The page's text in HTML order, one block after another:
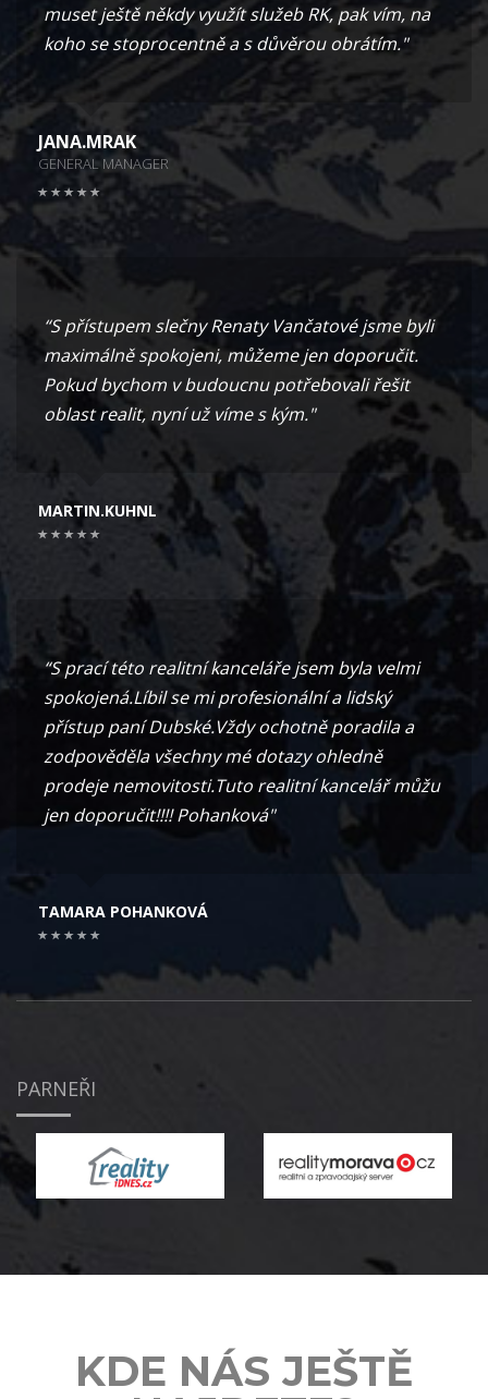
muset ještě někdy využít služeb RK, pak vím, na
koho se stoprocentně a s důvěrou obrátím."
JANA.MRAK
GENERAL MANAGER
“S přístupem slečny Renaty Vančatové jsme byli
maximálně spokojeni, můžeme jen doporučit.
Pokud bychom v budoucnu potřebovali řešit
oblast realit, nyní už víme s kým."
MARTIN.KUHNL
“S prací této realitní kanceláře jsem byla velmi
spokojená.Líbil se mi profesionální a lidský
přístup paní Dubské.Vždy ochotně poradila a
zodpověděla všechny mé dotazy ohledně
prodeje nemovitosti.Tuto realitní kancelář můžu
jen doporučit!!!! Pohanková"
TAMARA POHANKOVÁ
PARNEŘI
KDE NÁS JEŠTĚ